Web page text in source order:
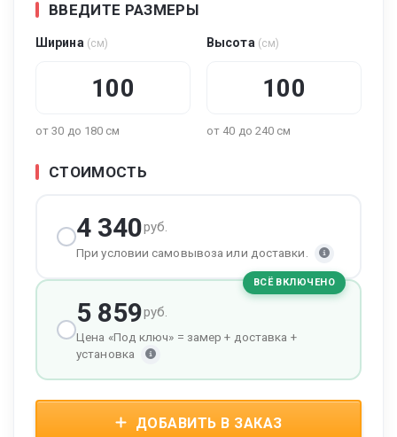
ВВЕДИТЕ РАЗМЕРЫ
Ширина (см)
от 30 до 180 см
Высота (см)
от 40 до 240 см
СТОИМОСТЬ
4 340руб.
При условии самовывоза или доставки.
ВСЁ ВКЛЮЧЕНО
5 859руб.
Цена «Под ключ» = замер + доставка +
установка
ДОБАВИТЬ В ЗАКАЗ